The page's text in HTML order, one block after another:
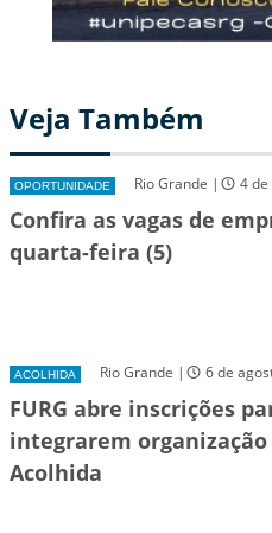
Veja Também
OPORTUNIDADE Rio Grande | 4
Confira as vagas de
quarta-feira (5)
ACOLHIDA Rio Grande | 6 de
FURG abre inscrições
integrarem
Acolhida